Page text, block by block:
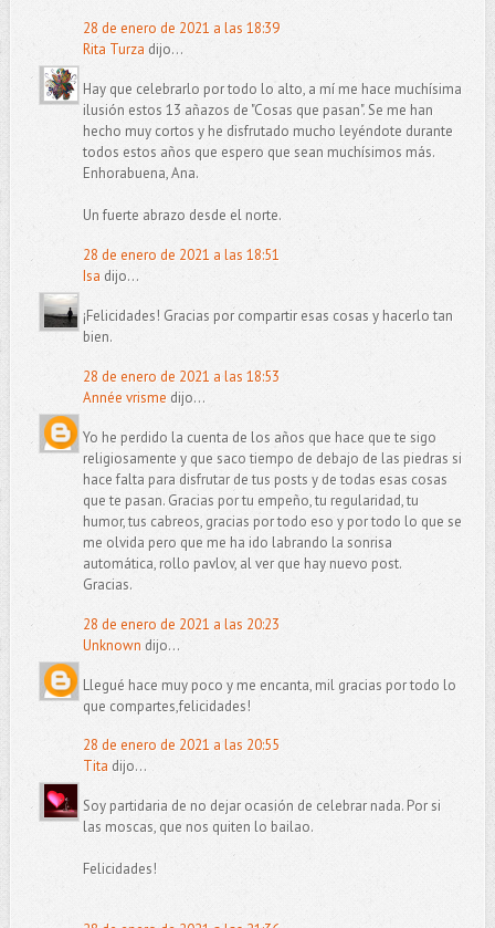
28 de enero de 2021 a las 18:39
Rita Turza dijo...
Hay que celebrarlo por todo lo alto, a mí me hace muchísima
ilusión estos 13 añazos de "Cosas que pasan". Se me han
hecho muy cortos y he disfrutado mucho leyéndote durante
todos estos años que espero que sean muchísimos más.
Enhorabuena, Ana.
Un fuerte abrazo desde el norte.
28 de enero de 2021 a las 18:51
Isa dijo...
¡Felicidades! Gracias por compartir esas cosas y hacerlo tan
bien.
28 de enero de 2021 a las 18:53
Année vrisme dijo...
Yo he perdido la cuenta de los años que hace que te sigo
religiosamente y que saco tiempo de debajo de las piedras si
hace falta para disfrutar de tus posts y de todas esas cosas
que te pasan. Gracias por tu empeño, tu regularidad, tu
humor, tus cabreos, gracias por todo eso y por todo lo que se
me olvida pero que me ha ido labrando la sonrisa
automática, rollo pavlov, al ver que hay nuevo post.
Gracias.
28 de enero de 2021 a las 20:23
Unknown dijo...
Llegué hace muy poco y me encanta, mil gracias por todo lo
que compartes,felicidades!
28 de enero de 2021 a las 20:55
Tita dijo...
Soy partidaria de no dejar ocasión de celebrar nada. Por si
las moscas, que nos quiten lo bailao.
Felicidades!